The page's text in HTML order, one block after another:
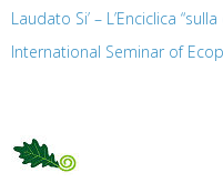
Laudato Si’ – L’Enciclica
International Seminar of